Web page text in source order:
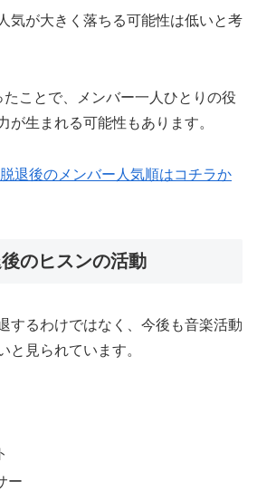
気が大きく落ちる可能性は低いと考
ことで、メンバー一人ひとりの役
が生まれる可能性もあります。
退後のメンバー人気順はコチラか
のヒスンの活動
するわけではなく、今後も音楽活動
と見られています。
ー